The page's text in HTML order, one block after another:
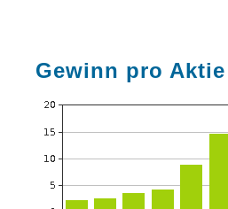
Gewinn pro Aktie